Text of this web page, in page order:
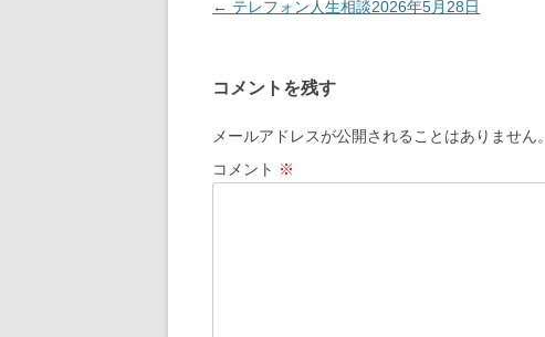
投
ビ
ゲ
ー
← テレフォン人生相談2026年5月28日
コメントを残す
メールアドレスが公開されることはありません。
コメント ※